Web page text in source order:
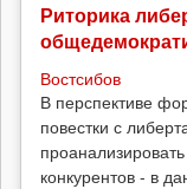
Риторика
Востсибов
В перспективе
повестки с
конкурентов - в